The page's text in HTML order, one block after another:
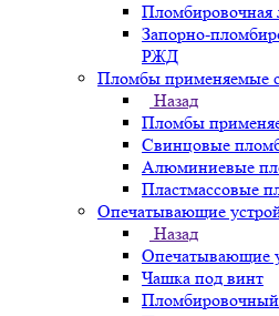
Пломбировочная
Запорно-
РЖД
Пломбы применяемые
Назад
Пломбы
Свинцовые
Алюминиевые
Пластмассовые
Опечатывающие
Назад
Опечатывающие
Чашка под винт
Пломбировочный